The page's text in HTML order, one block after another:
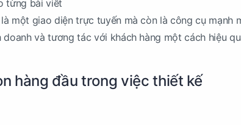
từng bài viết
một giao diện trực tuyến mà còn là công cụ mạnh
và tương tác với khách hàng một cách hiệu
hàng đầu trong việc thiết kế